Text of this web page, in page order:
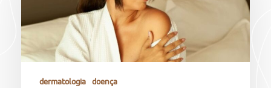
dermatologia doença